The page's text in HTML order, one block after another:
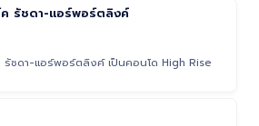
คุณสิริ (Siri) 📱 081-919-6465 📧
ค รัชดา-แอร์พอร์ตลิงค์
รัชดา-แอร์พอร์ตลิงค์ เป็นคอนโด High Rise